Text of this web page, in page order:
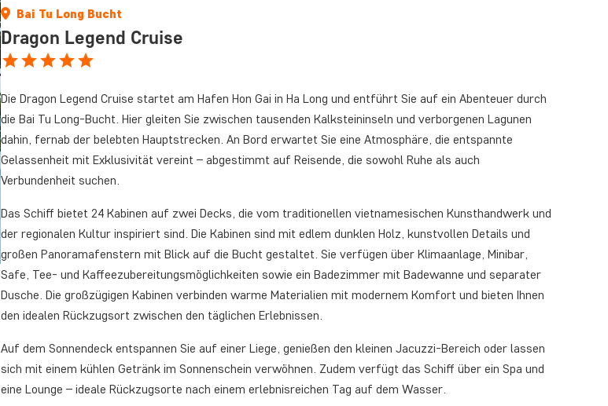
Bai Tu Long Bucht
Dragon Legend Cruise
Die Dragon Legend Cruise startet am Hafen Hon Gai in Ha Long und entführt Sie auf ein Abenteuer durch
die Bai Tu Long-Bucht. Hier gleiten Sie zwischen tausenden Kalksteininseln und verborgenen Lagunen
dahin, fernab der belebten Hauptstrecken. An Bord erwartet Sie eine Atmosphäre, die entspannte
Gelassenheit mit Exklusivität vereint – abgestimmt auf Reisende, die sowohl Ruhe als auch
Verbundenheit suchen.
Das Schiff bietet 24 Kabinen auf zwei Decks, die vom traditionellen vietnamesischen Kunsthandwerk und
der regionalen Kultur inspiriert sind. Die Kabinen sind mit edlem dunklen Holz, kunstvollen Details und
großen Panoramafenstern mit Blick auf die Bucht gestaltet. Sie verfügen über Klimaanlage, Minibar,
Safe, Tee- und Kaffeezubereitungsmöglichkeiten sowie ein Badezimmer mit Badewanne und separater
Dusche. Die großzügigen Kabinen verbinden warme Materialien mit modernem Komfort und bieten Ihnen
den idealen Rückzugsort zwischen den täglichen Erlebnissen.
Auf dem Sonnendeck entspannen Sie auf einer Liege, genießen den kleinen Jacuzzi-Bereich oder lassen
sich mit einem kühlen Getränk im Sonnenschein verwöhnen. Zudem verfügt das Schiff über ein Spa und
eine Lounge – ideale Rückzugsorte nach einem erlebnisreichen Tag auf dem Wasser.